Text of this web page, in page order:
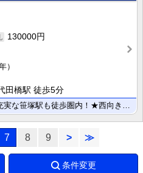
130000円
）
田橋駅 徒歩5分
★代田橋駅徒歩4分！ 商店街が充実な笹塚駅も徒歩圏内！★西向き！ ２面採光角部屋で風通し良好！ キッ･･･
7 8 9 > ≫
条件変更